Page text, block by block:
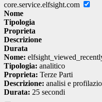
core.service.elfsight.com
Nome
Tipologia
Proprieta
Descrizione
Durata
Nome:
Tipologia: analitico
Proprieta: Terze Parti
Descrizione: analisi e
Durata: 25 secondi